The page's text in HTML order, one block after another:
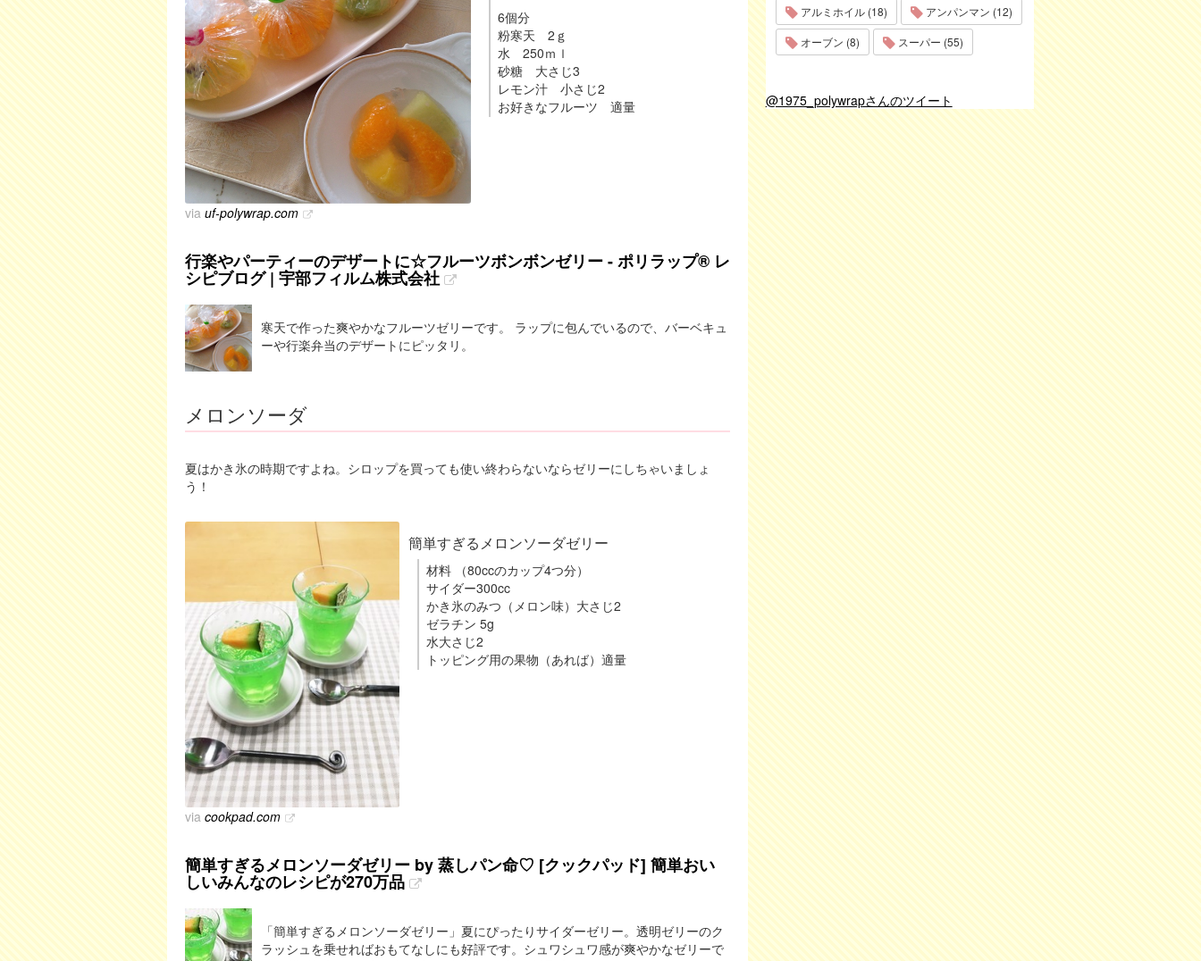
6個分
粉寒天 2ｇ
水 250ｍｌ
砂糖 大さじ3
レモン汁 小さじ2
お好きなフルーツ 適量
via uf-polywrap.com
行楽やパーティーのデザートに☆フルーツボンボンゼリー - ポリラップ® レ
シピブログ | 宇部フィルム株式会社
寒天で作った爽やかなフルーツゼリーです。 ラップに包んでいるので、バーベキュ
ーや行楽弁当のデザートにピッタリ。
メロンソーダ
夏はかき氷の時期ですよね。シロップを買っても使い終わらないならゼリーにしちゃいましょ
う！
簡単すぎるメロンソーダゼリー
材料 （80ccのカップ4つ分）
サイダー300cc
かき氷のみつ（メロン味）大さじ2
ゼラチン 5g
水大さじ2
トッピング用の果物（あれば）適量
via cookpad.com
簡単すぎるメロンソーダゼリー by 蒸しパン命♡ [クックパッド] 簡単おい
しいみんなのレシピが270万品
「簡単すぎるメロンソーダゼリー」夏にぴったりサイダーゼリー。透明ゼリーのク
ラッシュを乗せればおもてなしにも好評です。シュワシュワ感が爽やかなゼリーで
アルミホイル (18)
アンパンマン (12)
オーブン (8)
スーパー (55)
@1975_polywrapさんのツイート